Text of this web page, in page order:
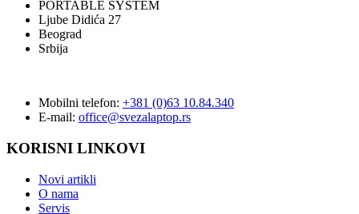
PORTABLE SYSTEM
Ljube Didića 27
Beograd
Srbija
Mobilni telefon: +381 (0)63 10.84.340
E-mail: office@svezalaptop.rs
KORISNI LINKOVI
Novi artikli
O nama
Servis